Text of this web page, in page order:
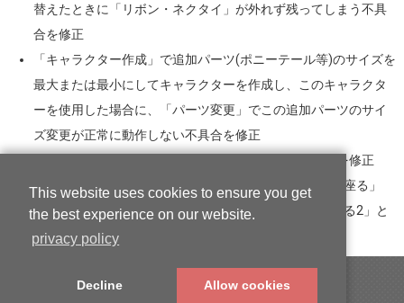
替えたときに「リボン・ネクタイ」が外れず残ってしまう不具
合を修正
「キャラクター作成」で追加パーツ(ポニーテール等)のサイズを
最大または最小にしてキャラクターを作成し、このキャラクタ
ーを使用した場合に、「パーツ変更」でこの追加パーツのサイ
ズ変更が正常に動作しない不具合を修正
下記のポーズで、スニーカーの色が違っていた不具合を修正
データコレクション Vol.10,11 の女子の「低い物に座る」
データコレクション Vol.10,11 の男子の「顔を寄せる2」と
「顔を寄せる4」
Copyright © CRI Middleware Co., Ltd.
Copyright © 1991-2021 Web Technology Corp.
This website uses cookies to ensure you get
the best experience on our website.
privacy policy
Decline Allow cookies